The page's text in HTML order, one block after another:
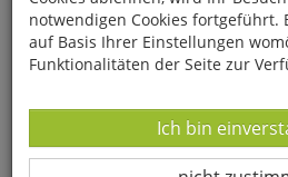
notwendigen Cookies fortgeführt.
auf Basis Ihrer Einstellungen
Funktionalitäten der Seite zur
Ich bin